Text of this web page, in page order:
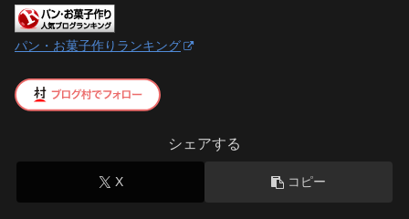
パン・お菓子作りランキング
シェアする
X コピー